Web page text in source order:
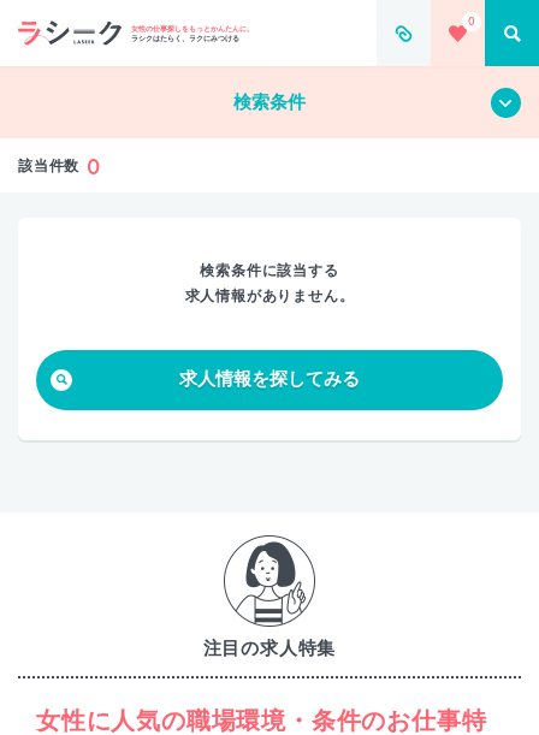
女性の仕事探しをもっとかんたんに。
ラシクはたらく、ラクにみつける
0
すべて
検索条件
該当件数 0
検索条件に該当する
求人情報がありません。
求人情報を探してみる
注目の求人特集
女性に人気の職場環境・条件のお仕事特